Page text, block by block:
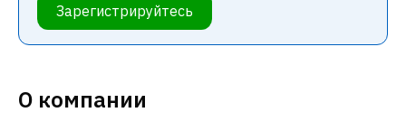
Зарегистрируйтесь
О компании